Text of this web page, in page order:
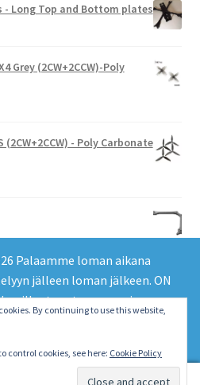
Palaamme loman aikana
jälleen loman jälkeen. ON
will return to processing
again after the holiday.
- Long Top and Bottom plates
Grey (2CW+2CCW)-Poly
(2CW+2CCW) - Poly Carbonate
0
By continuing to use this website,
control cookies, see here: Cookie Policy